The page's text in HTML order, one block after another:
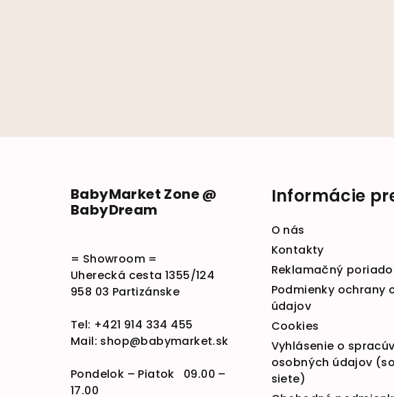
BabyMarket Zone @
BabyDream
= Showroom =
Uherecká cesta 1355/124
958 03 Partizánske
Tel: +421 914 334 455
Mail: shop@babymarket.sk
Pondelok – Piatok 09.00 –
17.00
Informácie
O nás
Kontakty
Reklamačný
Podmienky ochrany
údajov
Cookies
Vyhlásenie o
osobných údajov
siete)